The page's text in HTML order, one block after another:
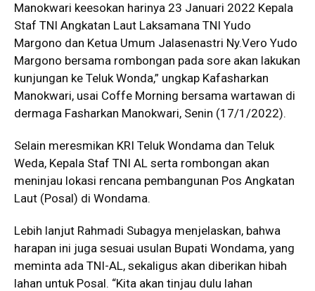
Manokwari keesokan harinya 23 Januari 2022 Kepala
Staf TNI Angkatan Laut Laksamana TNI Yudo
Margono dan Ketua Umum Jalasenastri Ny.Vero Yudo
Margono bersama rombongan pada sore akan lakukan
kunjungan ke Teluk Wonda,” ungkap Kafasharkan
Manokwari, usai Coffe Morning bersama wartawan di
dermaga Fasharkan Manokwari, Senin (17/1/2022).
Selain meresmikan KRI Teluk Wondama dan Teluk
Weda, Kepala Staf TNI AL serta rombongan akan
meninjau lokasi rencana pembangunan Pos Angkatan
Laut (Posal) di Wondama.
Lebih lanjut Rahmadi Subagya menjelaskan, bahwa
harapan ini juga sesuai usulan Bupati Wondama, yang
meminta ada TNI-AL, sekaligus akan diberikan hibah
lahan untuk Posal. “Kita akan tinjau dulu lahan